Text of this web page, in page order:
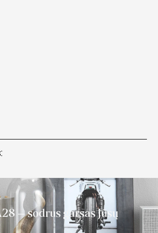
– sodrus garsas Jūsų